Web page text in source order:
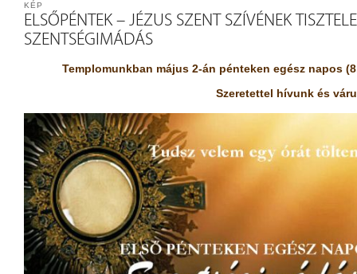
ELSŐPÉNTEK – JÉZUS SZENT SZÍVÉNEK
SZENTSÉGIMÁDÁS
KÉP
Templomunkban május 2-án pénteken egész napos
Szeretettel hívunk és